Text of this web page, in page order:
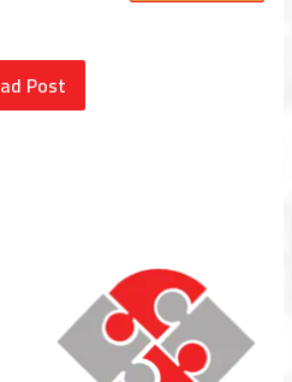
Post